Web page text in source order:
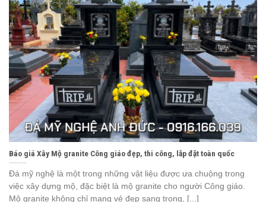
Báo giá Xây Mộ granite Công giáo đẹp, thi công, lắp đặt toàn quốc
Đá mỹ nghệ là một trong những vật liệu được ưa chuộng trong
việc xây dựng mộ, đặc biệt là mộ granite cho người Công giáo.
Mộ granite không chỉ mang vẻ đẹp sang trọng, [...]